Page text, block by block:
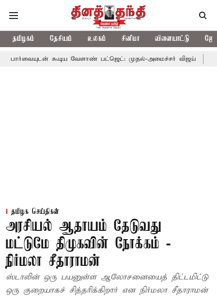
தமிழகம் தேசியம் உலகம் சினிமா விளையாட்டு
கூடிய வேளாண் பட்ஜெட்: முதல்-அமைச்சர் விஜய் தமிழக
தமிழக செய்திகள்
அரசியல் ஆதாயம் தேடுவது
மட்டுமே திமுகவின் நோக்கம் -
நிர்மலா சீதாராமன்
ஸ்டாலின் ஒரு பயனுள்ள ஆலோசனையைத் திட்டமிட்டு
ஒரு குறையாகச் சித்தரிக்கிறார் என நிர்மலா சீதாராமன்